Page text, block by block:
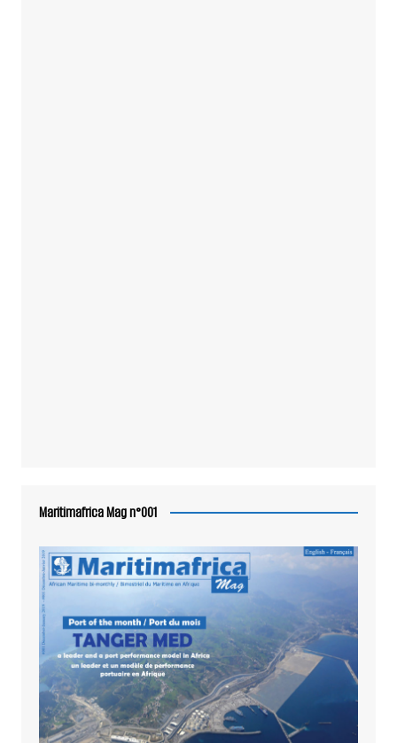
Maritimafrica Mag n°001